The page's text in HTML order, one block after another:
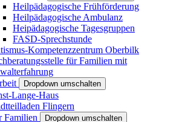
Heilpädagogische Frühförderung
Heilpädagogische Ambulanz
Heipädagogische Tagesgruppen
FASD-Sprechstunde
Kompetenzzentrum Oberbilk
für Familien mit
Dropdown umschalten
Lange-Haus
Flingern
Familien
Dropdown umschalten